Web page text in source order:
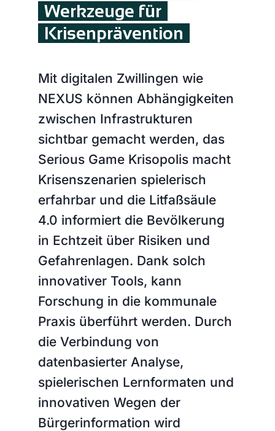
Werkzeuge für
Krisenprävention
Mit digitalen Zwillingen wie
NEXUS können Abhängigkeiten
zwischen Infrastrukturen
sichtbar gemacht werden, das
Serious Game Krisopolis macht
Krisenszenarien spielerisch
erfahrbar und die Litfaßsäule
4.0 informiert die Bevölkerung
in Echtzeit über Risiken und
Gefahrenlagen. Dank solch
innovativer Tools, kann
Forschung in die kommunale
Praxis überführt werden. Durch
die Verbindung von
datenbasierter Analyse,
spielerischen Lernformaten und
innovativen Wegen der
Bürgerinformation wird